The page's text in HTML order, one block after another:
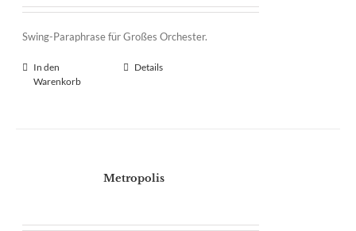
Swing-Paraphrase für Großes Orchester.
In den
Warenkorb
Details
Metropolis